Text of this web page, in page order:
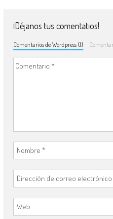
¡Déjanos tus comentatios!
Comentarios de Wordpress (1)